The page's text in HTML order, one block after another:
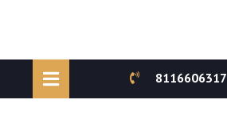
to
8116606317